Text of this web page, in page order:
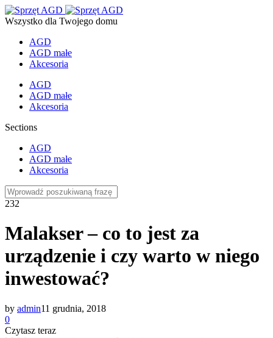
Wszystko dla Twojego domu
AGD
AGD małe
Akcesoria
AGD
AGD małe
Akcesoria
Sections
AGD
AGD małe
Akcesoria
232
Malakser – co to jest za
urządzenie i czy warto w niego
inwestować?
by admin11 grudnia, 2018
0
Czytasz teraz